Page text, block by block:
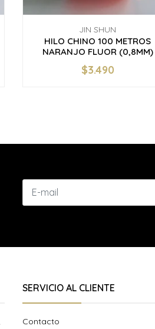
JIN SHUN
HILO CHINO 100 METROS
NARANJO FLUOR (0,8MM)
+
$3.490
SERVICIO AL CLIENTE
Contacto